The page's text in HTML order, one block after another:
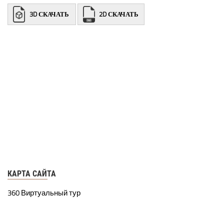
3D СКАЧАТЬ 2D СКАЧАТЬ
КАРТА САЙТА
360 Виртуальный тур